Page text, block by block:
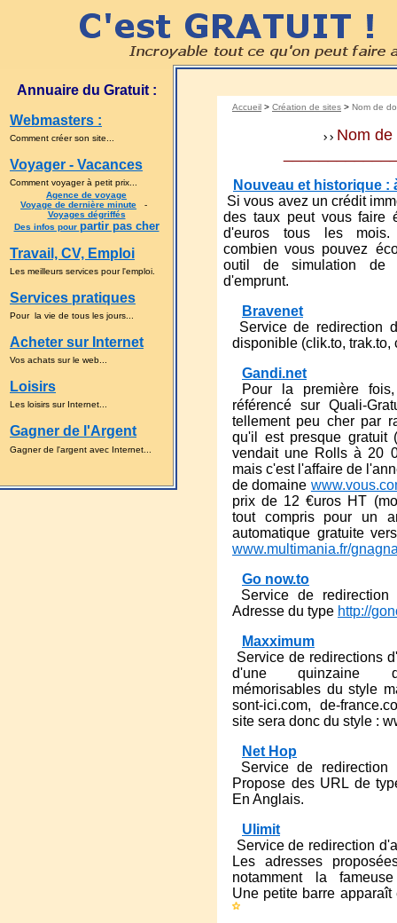
Annuaire du Gratuit :
Webmasters :
Comment créer son site...
Voyager - Vacances
Comment voyager à petit prix...
Agence de voyage
Voyage de dernière minute -
Voyages dégriffés
Des infos pour partir pas cher
Travail, CV, Emploi
Les meilleurs services pour l'emploi.
Services pratiques
Pour la vie de tous les jours...
Acheter sur Internet
Vos achats sur le web...
Loisirs
Les loisirs sur Internet...
Gagner de l'Argent
Gagner de l'argent avec Internet...
Accueil > Création de sites > Nom de
Nom de
Nouveau et historique :
Si vous avez un crédit
des taux peut vous faire
d'euros tous les mois.
combien vous pouvez
outil de simulation de
d'emprunt.
Bravenet
Service de redirection
disponible (clik.to, trak.to,
Gandi.net
Pour la première
référencé sur Quali-
tellement peu cher par
qu'il est presque gratuit
vendait une Rolls à 20
mais c'est l'affaire de
de domaine
prix de 12 €uros HT
tout compris pour un
automatique gratuite
www.multimania.fr/
Go now.to
Service de
Adresse du type http://
Maxximum
Service de redirections
d'une quinzaine
mémorisables du style
sont-ici.com, de-
site sera donc du style :
Net Hop
Service de
Propose des URL de
En Anglais.
Ulimit
Service de redirection
Les adresses
notamment la
Une petite barre